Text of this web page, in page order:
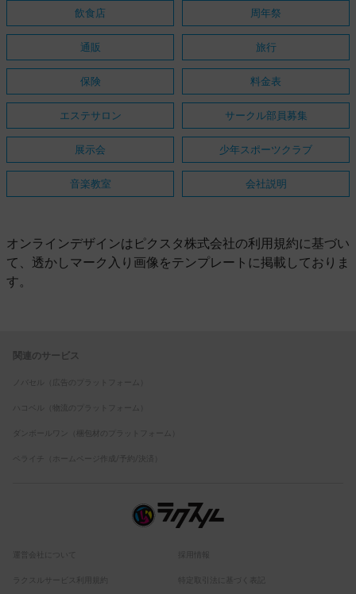
飲食店 周年祭
通販 旅行
保険 料金表
エステサロン サークル部員募集
展示会 少年スポーツクラブ
音楽教室 会社説明
オンラインデザインはピクスタ株式会社の利用規約に基づい
て、透かしマーク入り画像をテンプレートに掲載しておりま
す。
関連のサービス
ペライチ（ホームページ作成/予約/決済）
採用情報
ラクスルサービス利用規約 特定取引法に基づく表記